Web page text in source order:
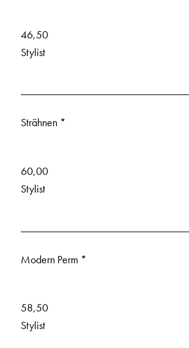
46,50
Stylist
Strähnen *
60,00
Stylist
Modern Perm *
58,50
Stylist